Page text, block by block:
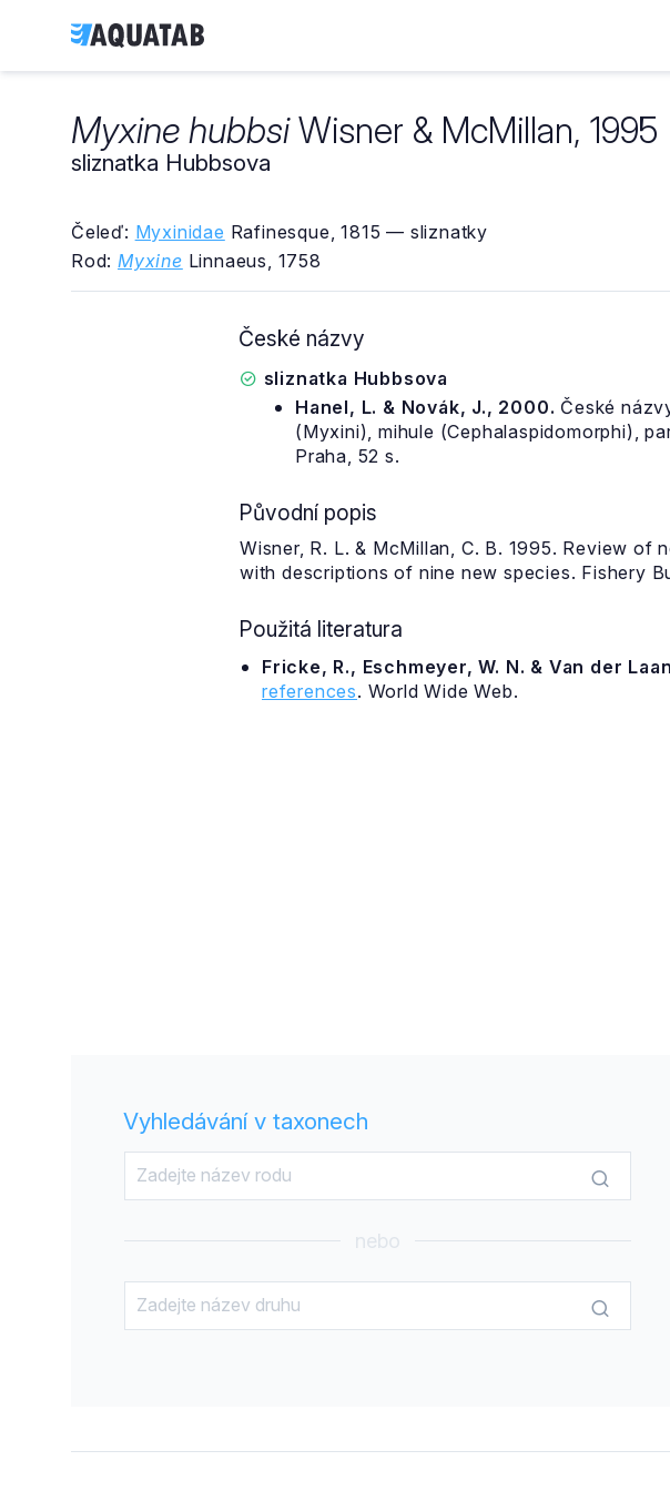
Myxine hubbsiWisner & McMillan, 1995
sliznatka Hubbsova
Čeleď: Myxinidae Rafinesque, 1815 — sliznatky
Rod: Myxine Linnaeus, 1758
České názvy
sliznatka Hubbsova
Hanel, L. & Novák, J., 2000. České
(Myxini), mihule (Cephalaspidomorphi),
Praha, 52 s.
Původní popis
Wisner, R. L. & McMillan, C. B. 1995. Review of
with descriptions of nine new species. Fishery
Použitá literatura
Fricke, R., Eschmeyer, W. N. & Van der
references. World Wide Web.
Vyhledávání v taxonech
nebo